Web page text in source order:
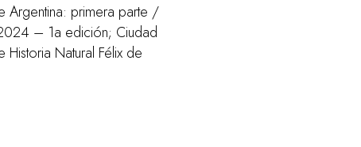
Argentina: primera parte /
– 1a edición; Ciudad
Natural Félix de